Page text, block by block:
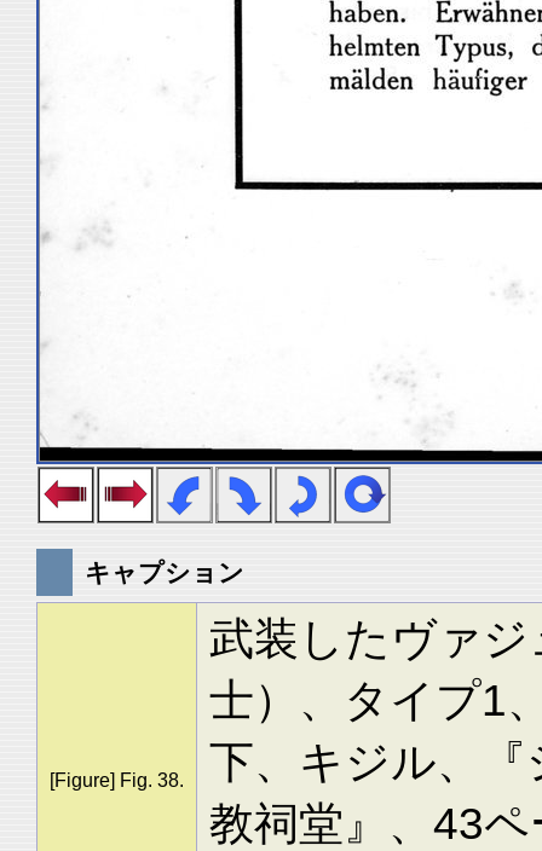
キャプション
[Figure] Fig. 38.
武装したヴァ
士）、タイプ1
下、キジル、
教祠堂』、43ペ